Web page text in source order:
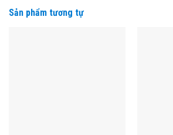
Sản phẩm tương tự